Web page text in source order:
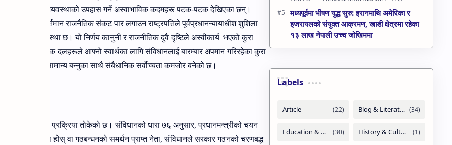
संवैधानिक व्यवस्थाको उपहास गर्ने अस्वाभाविक कदमहरू पटक-पटक देखिएका छन्।
नेपालको बर्तमान राजनैतिक संकट पार लगाउन राष्ट्रपतिले पूर्वप्रधानन्यायाधीश शुशिला
अवस्था छ। यो निर्णय कानुनी र राजनीतिक दुवै दृष्टिले अस्वीकार्य भएको कुरा
राजनीतिक दलहरूले आफ्नो स्वार्थका लागि संविधानलाई बारम्बार अपमान गरिरहेका कुरा
अवस्था असामान्य बन्नुका साथै संबैधानिक सर्वोच्चता कमजोर बनेको छ।
प्रश्न
गर्ने स्पष्ट प्रक्रिया तोकेको छ। संविधानको धारा ७६ अनुसार, प्रधानमन्त्रीको चयन
दलको नेता होस् वा गठबन्धनको समर्थन प्राप्त नेता, संविधानले सरकार गठनको चरणबद्ध
मध्यपूर्वमा भीषण युद्ध सुरु: इरानमाथि अमेरिका र
इजरायलको संयुक्त आक्रमण, खाडी क्षेत्रमा रहेका
१३ लाख नेपाली उच्च जोखिममा
Labels